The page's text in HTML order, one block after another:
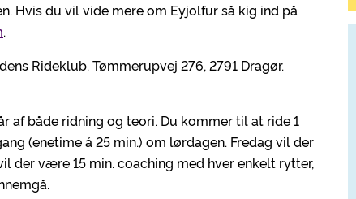
Hvis du vil vide mere om Eyjolfur så kig ind på
.
Rideklub. Tømmerupvej 276, 2791 Dragør.
af både ridning og teori. Du kommer til at ride 1
(enetime á 25 min.) om lørdagen. Fredag vil der
være 15 min. coaching med hver enkelt rytter,